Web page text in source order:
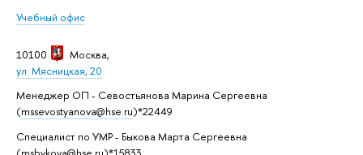
Учебный офис
10100 Москва,
ул. Мясницкая, 20
Менеджер ОП - Севостьянова Марина Сергеевна
(mssevostyanova@hse.ru)*22449
Специалист по УМР - Быкова Марта Сергеевна